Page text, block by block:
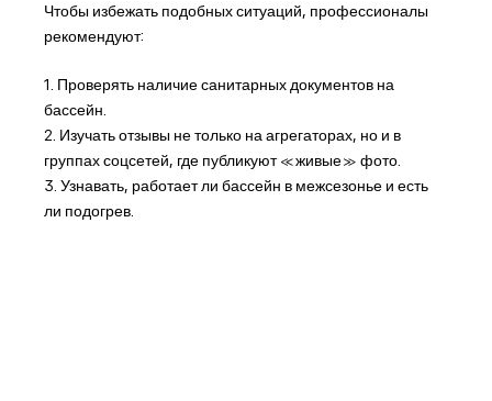
Чтобы избежать подобных ситуаций, профессионалы
рекомендуют:
1. Проверять наличие санитарных документов на
бассейн.
2. Изучать отзывы не только на агрегаторах, но и в
группах соцсетей, где публикуют «живые» фото.
3. Узнавать, работает ли бассейн в межсезонье и есть
ли подогрев.